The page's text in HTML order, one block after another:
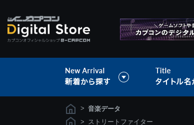
> 音楽データ
> ストリートファイター